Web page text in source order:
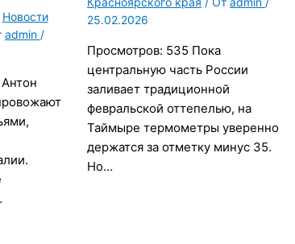
Новости
admin /
25.02.2026
Просмотров: 535 Пока
центральную часть России
заливает традиционной
февральской оттепелью, на
Таймыре термометры уверенно
держатся за отметку минус 35.
Но…